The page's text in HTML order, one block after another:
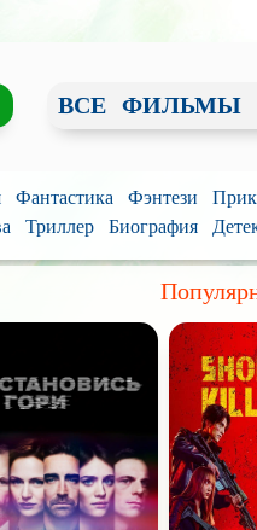
ВСЕ ФИЛЬМЫ
Фантастика Фэнтези
Триллер Биография